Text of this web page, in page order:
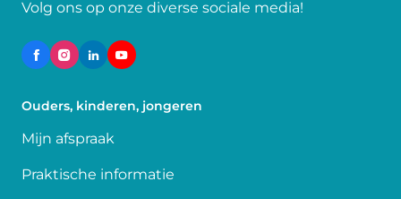
Volg ons op onze diverse sociale media!
Ouders, kinderen, jongeren
Mijn afspraak
Praktische informatie